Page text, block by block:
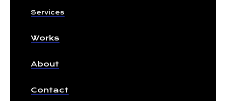
Services
Works
About
Contact